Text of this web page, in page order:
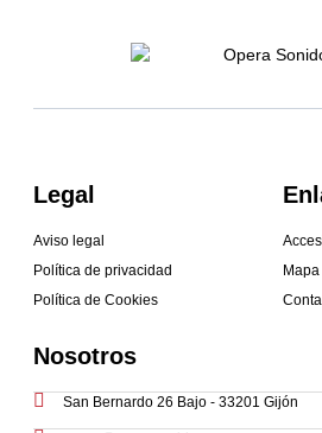
Legal
Aviso legal
Política de privacidad
Política de Cookies
Nosotros
San Bernardo 26 Bajo - 33201 Gijón